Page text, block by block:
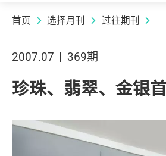
首页 选择月刊 过往期刊
2007.07 369期
珍珠、翡翠、金银